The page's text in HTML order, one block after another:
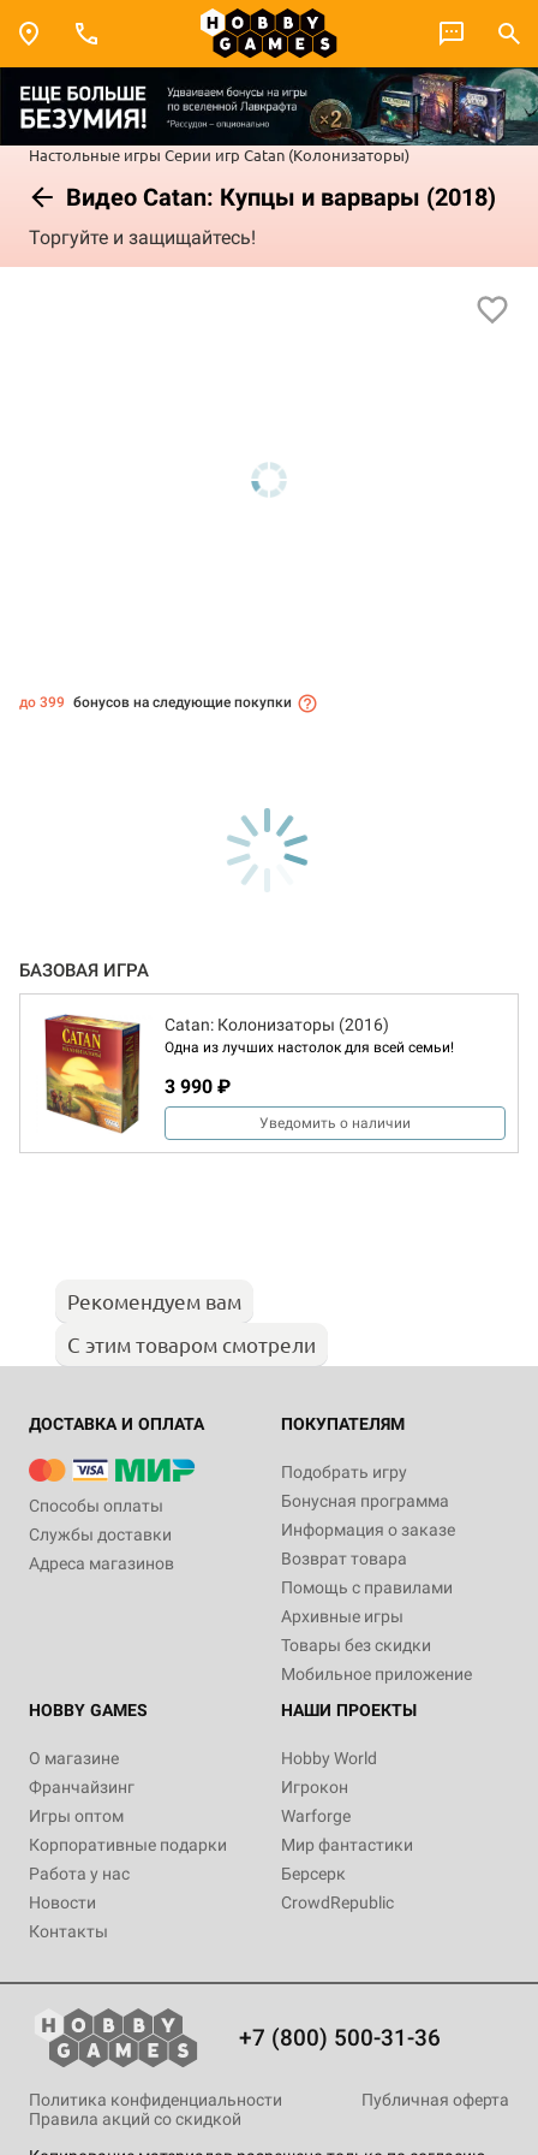
Настольные игры Серии игр Catan (Колонизаторы)
Видео Catan: Купцы и варвары (2018)
Торгуйте и защищайтесь!
до 399 бонусов на следующие покупки
БАЗОВАЯ ИГРА
Catan: Колонизаторы (2016)
Одна из лучших настолок для всей семьи!
3 990 ₽
Уведомить о наличии
Рекомендуем вам
С этим товаром смотрели
ДОСТАВКА И ОПЛАТА
Способы оплаты
Службы доставки
Адреса магазинов
ПОКУПАТЕЛЯМ
Подобрать игру
Бонусная программа
Информация о заказе
Возврат товара
Помощь с правилами
Архивные игры
Товары без скидки
Мобильное приложение
HOBBY GAMES
О магазине
Франчайзинг
Игры оптом
Корпоративные подарки
Работа у нас
Новости
Контакты
НАШИ ПРОЕКТЫ
Hobby World
Игрокон
Warforge
Мир фантастики
Берсерк
CrowdRepublic
+7 (800) 500-31-36
Политика конфиденциальности
Публичная оферта
Правила акций со скидкой